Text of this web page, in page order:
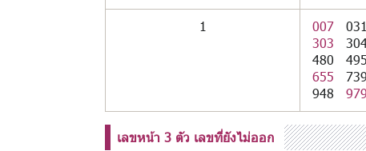
1 007 031
303
480
495
655
739
948
979
เลขหน้า 3 ตัว เลขที่ยังไม่ออก